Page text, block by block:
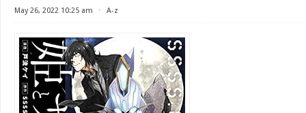
May 26, 2022 10:25 am ⋅ A-z